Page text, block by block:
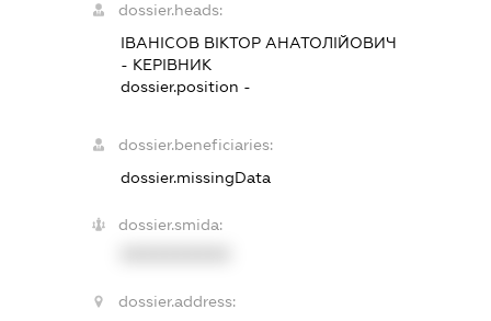
dossier.heads:
ІВАНІСОВ ВІКТОР АНАТОЛІЙОВИЧ
- КЕРІВНИК
dossier.position -
dossier.beneficiaries:
dossier.missingData
dossier.smida:
dossier.address: